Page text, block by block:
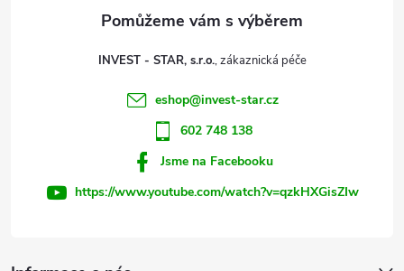
INVEST - STAR, s.r.o.
eshop@invest-star.cz
602 748 138
Jsme na Facebooku
https://www.youtube.com/watch?v=qzkHXGisZIw